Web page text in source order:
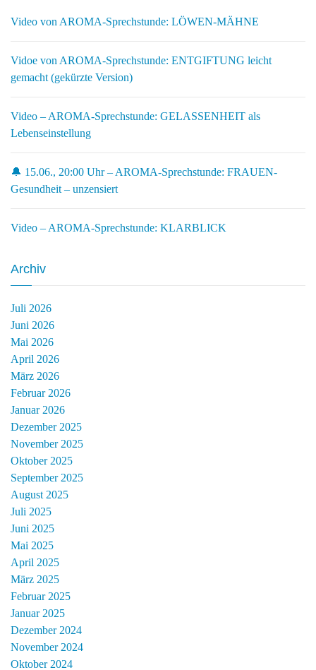
Video von AROMA-Sprechstunde: LÖWEN-MÄHNE
Vidoe von AROMA-Sprechstunde: ENTGIFTUNG leicht
gemacht (gekürzte Version)
Video – AROMA-Sprechstunde: GELASSENHEIT als
Lebenseinstellung
🔔 15.06., 20:00 Uhr – AROMA-Sprechstunde: FRAUEN-
Gesundheit – unzensiert
Video – AROMA-Sprechstunde: KLARBLICK
Archiv
Juli 2026
Juni 2026
Mai 2026
April 2026
März 2026
Februar 2026
Januar 2026
Dezember 2025
November 2025
Oktober 2025
September 2025
August 2025
Juli 2025
Juni 2025
Mai 2025
April 2025
März 2025
Februar 2025
Januar 2025
Dezember 2024
November 2024
Oktober 2024